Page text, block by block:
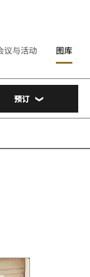
议与活动 图库
预订